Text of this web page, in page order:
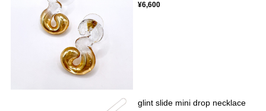
¥6,600
glint slide mini drop necklace